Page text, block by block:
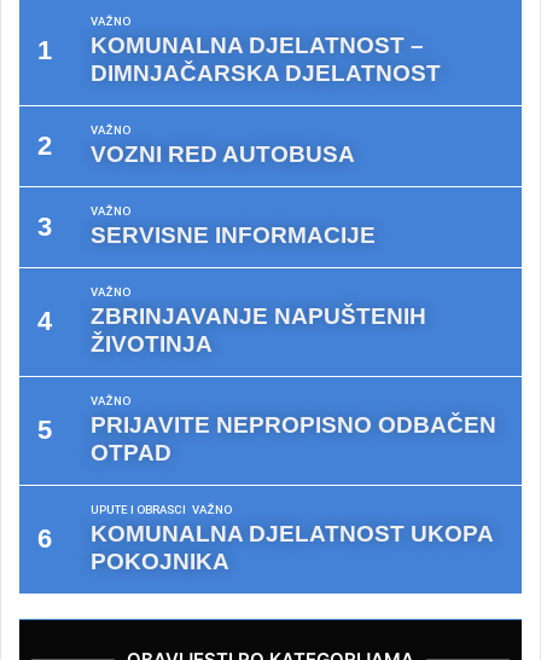
VAŽNO
KOMUNALNA DJELATNOST –
DIMNJAČARSKA DJELATNOST
VAŽNO
VOZNI RED AUTOBUSA
VAŽNO
SERVISNE INFORMACIJE
VAŽNO
ZBRINJAVANJE NAPUŠTENIH
ŽIVOTINJA
VAŽNO
PRIJAVITE NEPROPISNO ODBAČEN
OTPAD
UPUTE I OBRASCI VAŽNO
KOMUNALNA DJELATNOST UKOPA
POKOJNIKA